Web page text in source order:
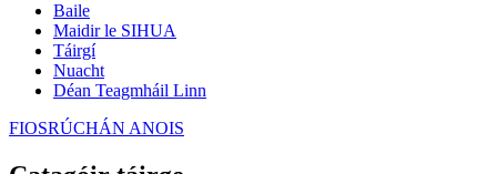
Baile
Maidir le SIHUA
Táirgí
Nuacht
Déan Teagmháil Linn
FIOSRÚCHÁN ANOIS